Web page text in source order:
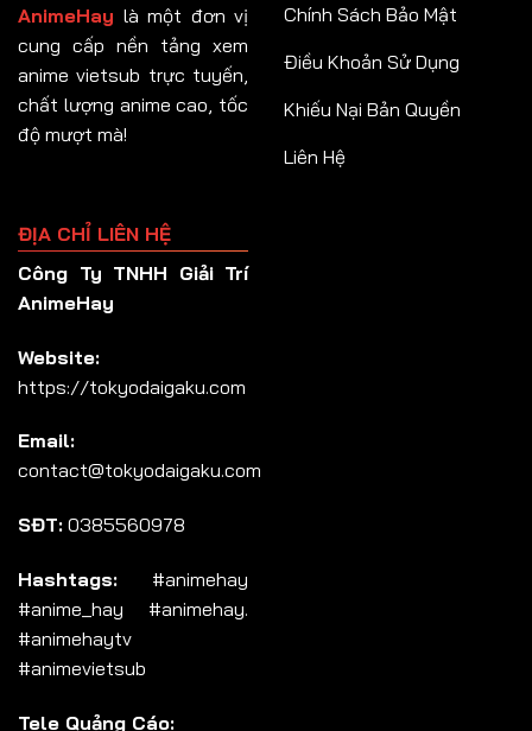
AnimeHay là một đơn vị
cung cấp nền tảng xem
anime vietsub trực tuyến,
chất lượng anime cao, tốc
độ mượt mà!
Chính Sách Bảo Mật
Điều Khoản Sử Dụng
Khiếu Nại Bản Quyền
Liên Hệ
ĐỊA CHỈ LIÊN HỆ
Công Ty TNHH Giải Trí
AnimeHay
Website:
https://tokyodaigaku.com
Email:
contact@tokyodaigaku.com
SĐT: 0385560978
Hashtags: #animehay
#anime_hay #animehay.
#animehaytv
#animevietsub
Tele Quảng Cáo: